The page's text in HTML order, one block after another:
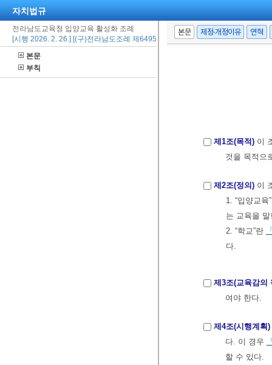
자치법규
전라남도교육청 입양교육 활성화 조례
[시행 2026. 2. 26.] [(구)전라남도조례 제6495호, 2026. 2. 26., 제정]
본문
부칙
본문 제정·개정이유 연혁
제1조(목적) 이
것을 목적으
제2조(정의) 이
1. “입양교
는 교육을
2. “학교”란
다.
제3조(교육감의
여야 한다.
제4조(시행계획)
다. 이 경우
할 수 있다.